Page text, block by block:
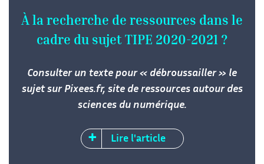
À la recherche de ressources dans le
cadre du sujet TIPE 2020-2021 ?
Consulter un texte pour « débroussailler » le
sujet sur Pixees.fr, site de ressources autour des
sciences du numérique.
+ Lire l'article